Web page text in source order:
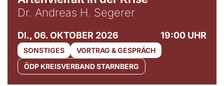
Dr. Andreas H. Segerer
DI., 06. OKTOBER 2026 19:00 UHR
SONSTIGES
VORTRAG & GESPRÄCH
ÖDP KREISVERBAND STARNBERG